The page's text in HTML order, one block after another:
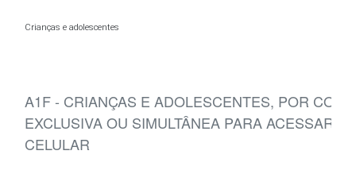
Crianças e adolescentes
A1F - CRIANÇAS E ADOLESCENTES, POR
EXCLUSIVA OU SIMULTÂNEA PARA ACESSAR
CELULAR